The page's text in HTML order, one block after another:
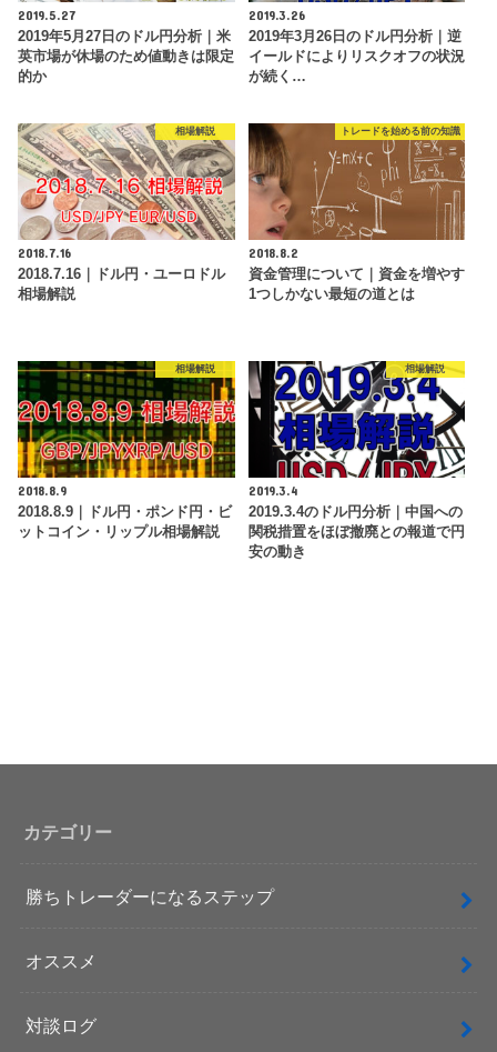
2019.5.27
2019年5月27日のドル円分析｜米
英市場が休場のため値動きは限定
的か
2019.3.26
2019年3月26日のドル円分析｜逆
イールドによりリスクオフの状況
が続く…
相場解説
2018.7.16
2018.7.16｜ドル円・ユーロドル
相場解説
トレードを始める前の知識
2018.8.2
資金管理について｜資金を増やす
1つしかない最短の道とは
相場解説
2018.8.9
2018.8.9｜ドル円・ポンド円・ビ
ットコイン・リップル相場解説
相場解説
2019.3.4
2019.3.4のドル円分析｜中国への
関税措置をほぼ撤廃との報道で円
安の動き
カテゴリー
勝ちトレーダーになるステップ
オススメ
対談ログ